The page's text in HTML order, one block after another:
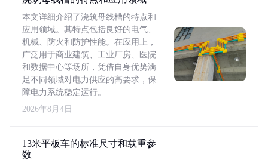
本文详细介绍了浇筑母线槽的特点和
应用领域。其特点包括良好的电气、
机械、防火和防护性能。在应用上，
广泛用于商业建筑、工业厂房、医院
和数据中心等场所，凭借自身优势满
足不同领域对电力供应的高要求，保
障电力系统稳定运行。
2026年8月4日
13米平板车的标准尺寸和载重参
数